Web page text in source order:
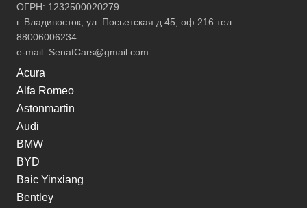
ОГРН: 1232500020279
г. Владивосток, ул. Посьетская д.45, оф.216 тел.
88006006234
e-mail: SenatCars@gmail.com
Acura
Alfa Romeo
Astonmartin
Audi
BMW
BYD
Baic Yinxiang
Bentley